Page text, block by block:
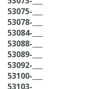
53075-___
53078-___
53084-___
53088-___
53089-___
53092-___
53100-___
53103-___